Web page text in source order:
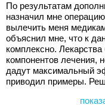
По результатам
назначил мне
вылечить меня
объяснил мне, что к
комплексно.
компонентов лечения,
дадут максимальный
приводил примеры.